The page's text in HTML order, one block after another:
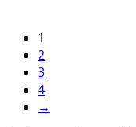
1
2
3
4
→